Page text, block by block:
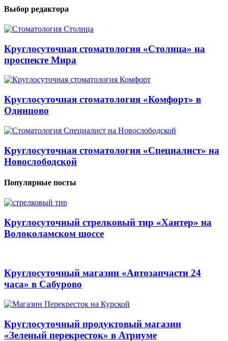
Выбор редактора
Круглосуточная стоматология «Столица» на
проспекте Мира
Круглосуточная стоматология «Комфорт» в
Одинцово
Круглосуточная стоматология «Специалист» на
Новослободской
Популярные посты
Круглосуточный стрелковый тир «Хантер» на
Волоколамском шоссе
Круглосуточный магазин «Автозапчасти 24
часа» в Сабурово
Круглосуточный продуктовый магазин
«Зеленый перекресток» в Атриуме